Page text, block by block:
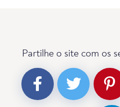
Partilhe o site com os